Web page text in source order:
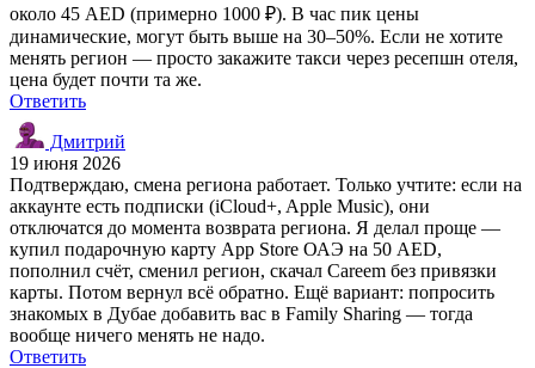
около 45 AED (примерно 1000 ₽). В час пик цены
динамические, могут быть выше на 30–50%. Если не хотите
менять регион — просто закажите такси через ресепшн отеля,
цена будет почти та же.
Ответить
Дмитрий
19 июня 2026
Подтверждаю, смена региона работает. Только учтите: если на
аккаунте есть подписки (iCloud+, Apple Music), они
отключатся до момента возврата региона. Я делал проще —
купил подарочную карту App Store ОАЭ на 50 AED,
пополнил счёт, сменил регион, скачал Careem без привязки
карты. Потом вернул всё обратно. Ещё вариант: попросить
знакомых в Дубае добавить вас в Family Sharing — тогда
вообще ничего менять не надо.
Ответить